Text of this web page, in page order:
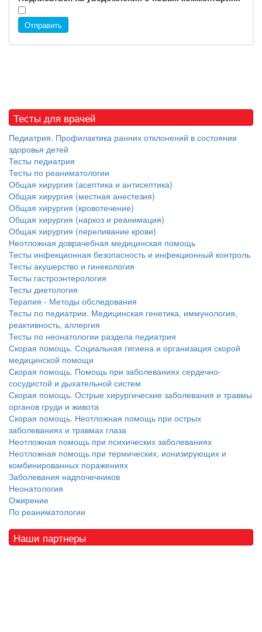
Отправить
Тесты для врачей
Педиатрия. Профилактика ранних отклонений в состоянии
здоровья детей
Тесты педиатрия
Тесты по реаниматологии
Общая хирургия (асептика и антисептика)
Общая хирургия (местная анестезия)
Общая хирургия (кровотечение)
Общая хирургия (наркоз и реанимация)
Общая хирургия (переливание крови)
Неотложная доврачебная медицинская помощь
Тесты инфекционная безопасность и инфекционный контроль
Тесты акушерство и гинекология
Тесты гастроэнтерология
Тесты диетология
Терапия - Методы обследования
Тесты по педиатрии. Медицинская генетика, иммунология,
реактивность, аллергия
Тесты по неонатологии раздела педиатрия
Скорая помощь. Социальная гигиена и организация скорой
медицинской помощи
Скорая помощь. Помощь при заболеваниях сердечно-
сосудистой и дыхательной систем
Скорая помощь. Острые хирургические заболевания и травмы
органов груди и живота
Скорая помощь. Неотложная помощь при острых
заболеваниях и травмах глаза
Неотложная помощь при психических заболеваниях
Неотложная помощь при термических, ионизирующих и
комбинированных поражениях
Заболевания надпочечников
Неонатология
Ожирение
По реаниматологии
Наши партнеры